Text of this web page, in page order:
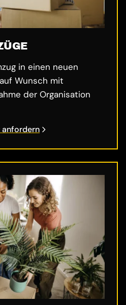
in einen neuen
Wunsch mit
der Organisation
anfordern